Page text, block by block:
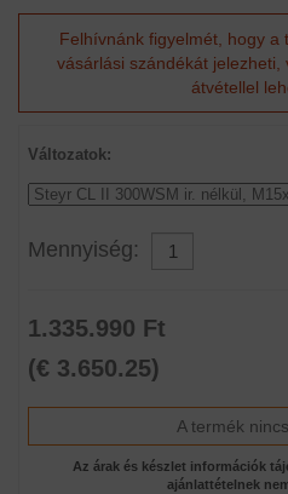
Felhívnánk figyelmét, hogy a
vásárlási szándékát
átvétellel
Változatok:
Mennyiség:
1.335.990 Ft
(€ 3.650.25)
A termék
Az árak és készlet információk
ajánlattételnek